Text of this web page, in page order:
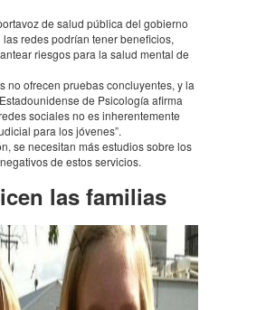
de salud pública del gobierno
redes podrían tener benefi­cios,
ries­gos para la salud mental de
no ofre­cen pruebas concluyen­tes, y la
de Psico­logía afirma
socia­les no es inhe­ren­te­mente
para los jóve­nes”.
se nece­sitan más estudios sobre los
de estos servi­cios.
las fami­lias